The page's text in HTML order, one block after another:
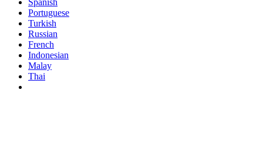
Portuguese
Turkish
Russian
French
Indonesian
Malay
Thai